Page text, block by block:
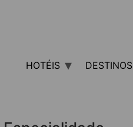
HOTÉIS DESTINOS